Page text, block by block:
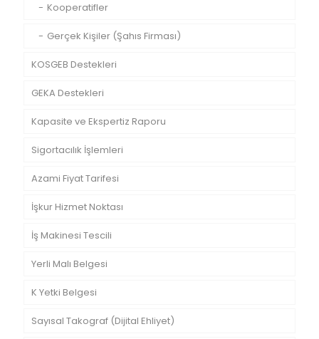
Kooperatifler
Gerçek Kişiler (Şahıs Firması)
KOSGEB Destekleri
GEKA Destekleri
Kapasite ve Ekspertiz Raporu
Sigortacılık İşlemleri
Azami Fiyat Tarifesi
İşkur Hizmet Noktası
İş Makinesi Tescili
Yerli Malı Belgesi
K Yetki Belgesi
Sayısal Takograf (Dijital Ehliyet)